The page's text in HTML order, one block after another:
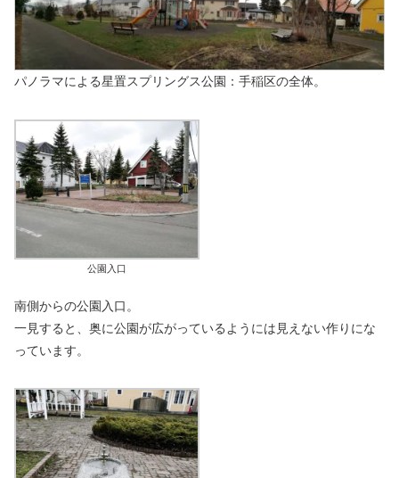
パノラマによる星置スプリングス公園：手稲区の全体。
公園入口
南側からの公園入口。
一見すると、奥に公園が広がっているようには見えない作りにな
っています。